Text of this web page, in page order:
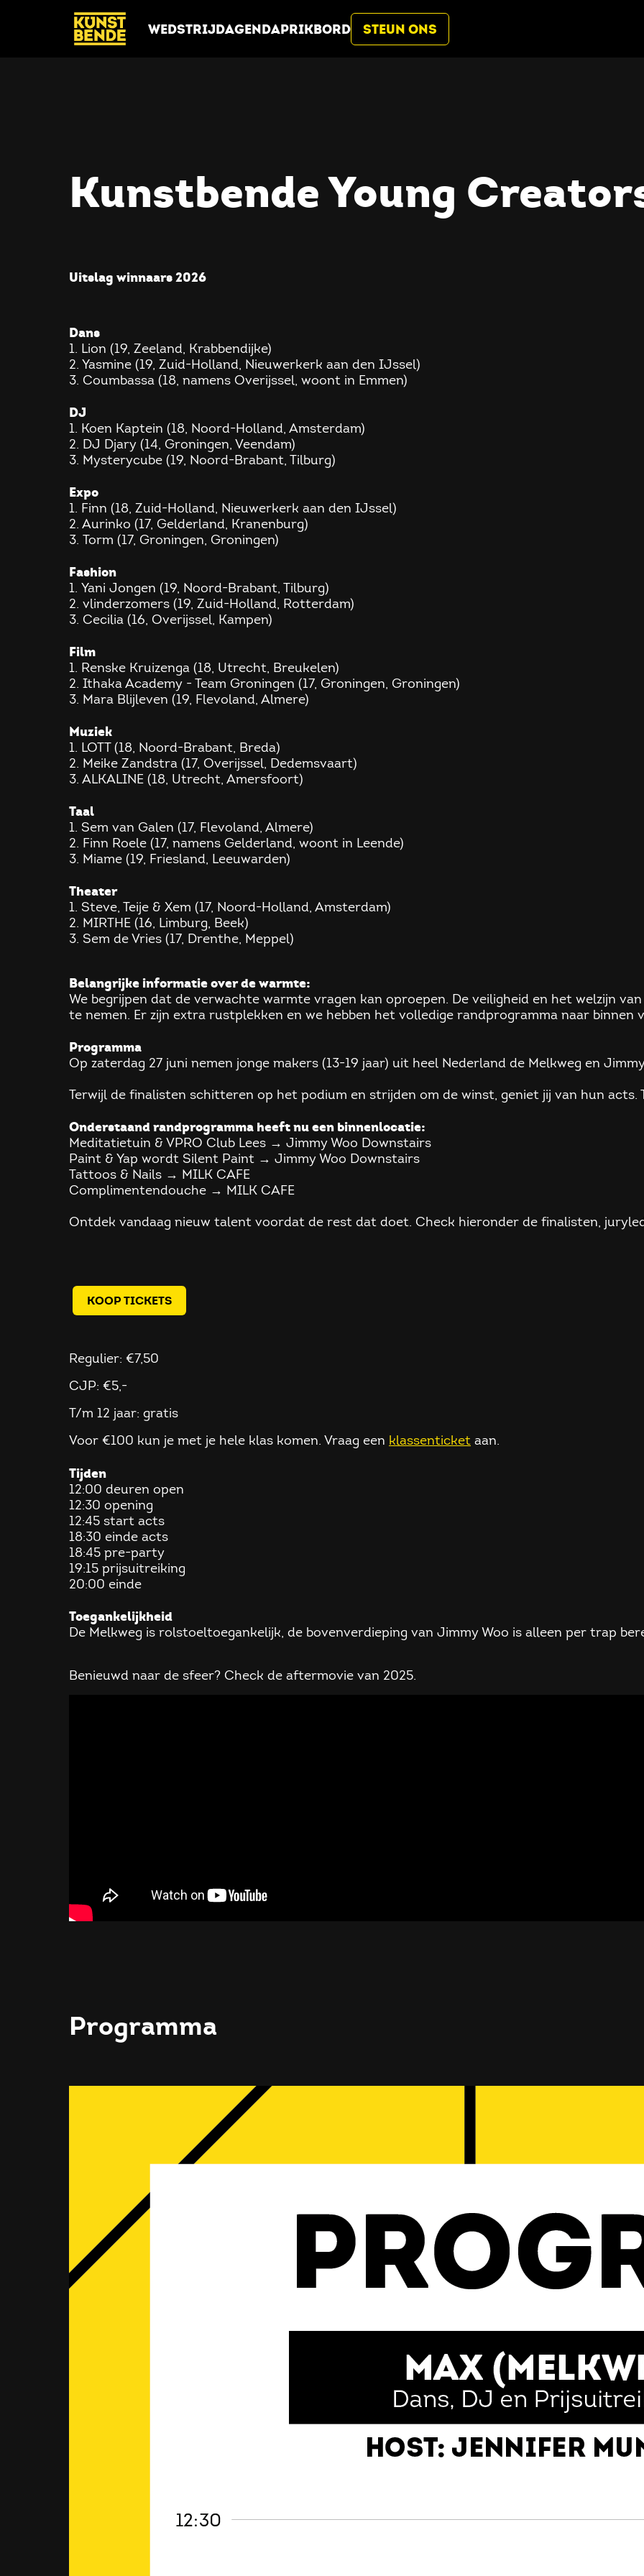
WEDSTRIJDAGENDAPRIKBORD STEUN ONS
Kunstbende Young
Uitslag winnaars 2026
Dans
1. Lion (19, Zeeland, Krabbendijke)
2. Yasmine (19, Zuid-Holland, Nieuwerkerk aan den IJssel)
3. ⁠Coumbassa (18, namens Overijssel, woont in Emmen)
DJ
1. Koen Kaptein (18, Noord-Holland, Amsterdam)
2. DJ Djary (14, Groningen, Veendam)
3. Mysterycube (19, Noord-Brabant, Tilburg)
Expo
1. Finn (18, Zuid-Holland, Nieuwerkerk aan den IJssel)
2. ⁠Aurinko (17, Gelderland, Kranenburg)
3. Torm (17, Groningen, Groningen)
Fashion
1. Yani Jongen (19, Noord-Brabant, Tilburg)
2. vlinderzomers (19, Zuid-Holland, Rotterdam)
3. Cecilia (16, Overijssel, Kampen)
Film
1. Renske Kruizenga (18, Utrecht, Breukelen)
2. Ithaka Academy - Team Groningen (17, Groningen, Groningen)
3. Mara Blijleven (19, Flevoland, Almere)
Muziek
1. LOTT (18, Noord-Brabant, Breda)
2. Meike Zandstra (17, Overijssel, Dedemsvaart)
3. ALKALINE (18, Utrecht, Amersfoort)
Taal
1. Sem van Galen (17, Flevoland, Almere)
2. Finn Roele (17, namens Gelderland, woont in Leende)
3. Miame (19, Friesland, Leeuwarden)
Theater
1. Steve, Teije & Xem (17, Noord-Holland, Amsterdam)
2. MIRTHE (16, Limburg, Beek)
3. Sem de Vries (17, Drenthe, Meppel)
Belangrijke informatie over de warmte:
We begrijpen dat de verwachte warmte vragen kan oproepen. De veiligheid en het welzijn
te nemen. Er zijn extra rustplekken en we hebben het volledige randprogramma naar
Programma
Op zaterdag 27 juni nemen jonge makers (13-19 jaar) uit heel Nederland de Melkweg en
Terwijl de finalisten schitteren op het podium en strijden om de winst, geniet jij van hun
Onderstaand randprogramma heeft nu een binnenlocatie:
Meditatietuin & VPRO Club Lees → Jimmy Woo Downstairs
Paint & Yap wordt Silent Paint → Jimmy Woo Downstairs
Tattoos & Nails → MILK CAFE
Complimentendouche → MILK CAFE
Ontdek vandaag nieuw talent voordat de rest dat doet. Check hieronder de finalisten,
KOOP TICKETS
Regulier: €7,50
CJP: €5,-
T/m 12 jaar: gratis
Voor €100 kun je met je hele klas komen. Vraag een klassenticket aan.
Tijden
12:00 deuren open
12:30 opening
12:45 start acts
18:30 einde acts
18:45 pre-party
19:15 prijsuitreiking
20:00 einde
Toegankelijkheid
De Melkweg is rolstoeltoegankelijk, de bovenverdieping van Jimmy Woo is alleen per trap
Benieuwd naar de sfeer? Check de aftermovie van 2025.
Programma